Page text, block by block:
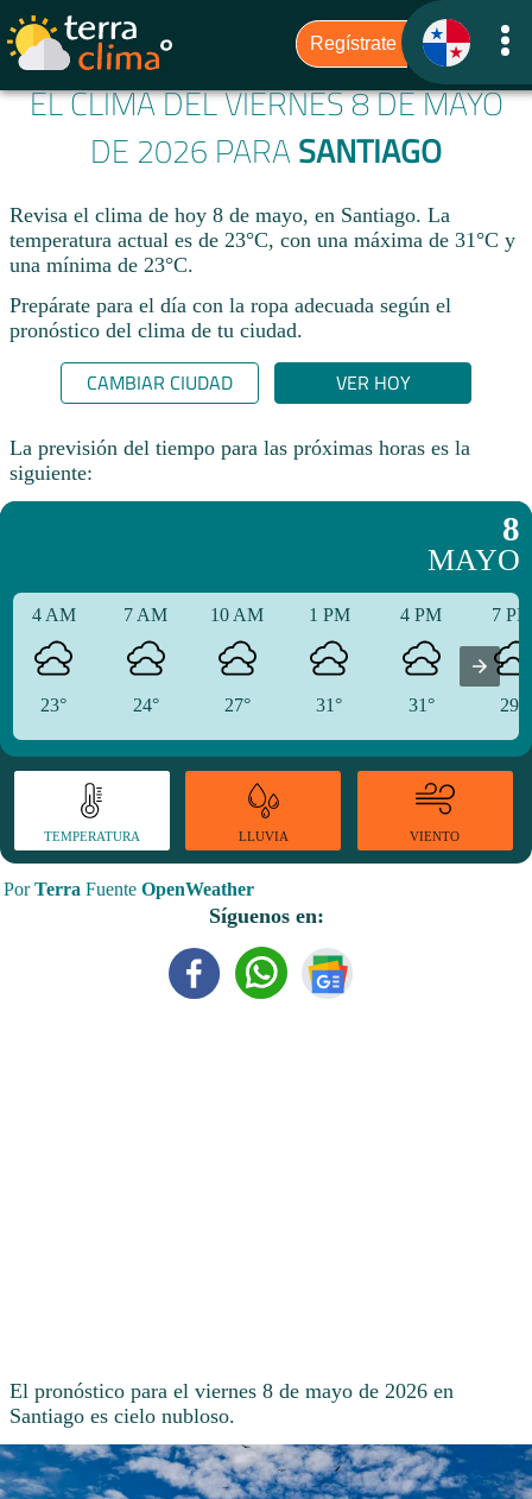
EL CLIMA DEL VIERNES 8 DE MAYO
DE 2026 PARA SANTIAGO
Revisa el clima de hoy 8 de mayo, en Santiago. La
temperatura actual es de 23°C, con una máxima de 31°C y
una mínima de 23°C.​
Prepárate para el día con la ropa adecuada según el
pronóstico del clima de tu ciudad.​
CAMBIAR CIUDAD VER HOY
La previsión del tiempo para las próximas horas es la
siguiente:
8
MAYO
4 AM
23°
7 AM
24°
10 AM
27°
1 PM
31°
4 PM
31°
7
29°
TEMPERATURA LLUVIA VIENTO
PorTerra Fuente OpenWeather
Síguenos en:
El pronóstico para el viernes 8 de mayo de 2026 en
Santiago es cielo nubloso.